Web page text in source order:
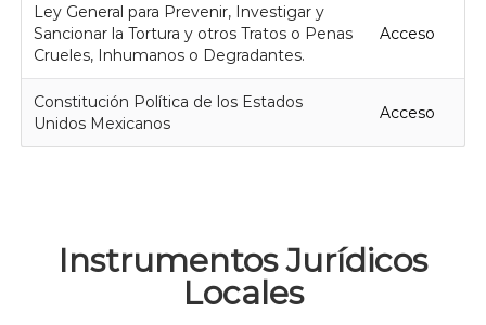
Ley General para Prevenir, Investigar y
Sancionar la Tortura y otros Tratos o Penas
Crueles, Inhumanos o Degradantes.
Acceso
Constitución Política de los Estados
Unidos Mexicanos
Acceso
Instrumentos Jurídicos
Locales